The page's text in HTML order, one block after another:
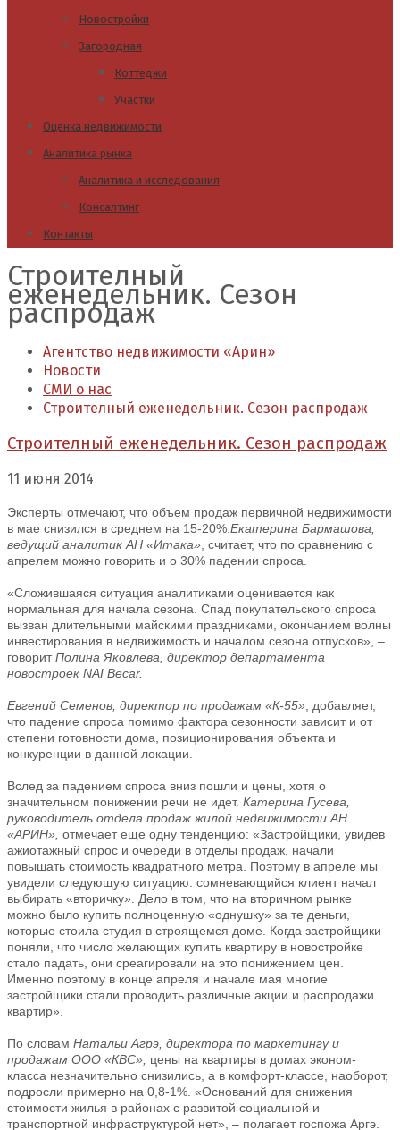
Новостройки
Загородная
Коттеджи
Участки
Оценка недвижимости
Аналитика рынка
Аналитика и исследования
Консалтинг
Контакты
Строителный
еженедельник. Сезон
распродаж
Агентство недвижимости «Арин»
Новости
СМИ о нас
Строителный еженедельник. Сезон распродаж
Строителный еженедельник. Сезон распродаж
11 июня 2014
Эксперты отмечают, что объем продаж первичной недвижимости
в мае снизился в среднем на 15-20%.Екатерина Бармашова,
ведущий аналитик АН «Итака», считает, что по сравнению с
апрелем можно говорить и о 30% падении спроса.
«Сложившаяся ситуация аналитиками оценивается как
нормальная для начала сезона. Спад покупательского спроса
вызван длительными майскими праздниками, окончанием волны
инвестирования в недвижимость и началом сезона отпусков», –
говоритПолина Яковлева, директор департамента
новостроек NAI Becar.
Евгений Семенов, директор по продажам «К-55», добавляет,
что падение спроса помимо фактора сезонности зависит и от
степени готовности дома, позиционирования объекта и
конкуренции в данной локации.
Вслед за падением спроса вниз пошли и цены, хотя о
значительном понижении речи не идет. Катерина Гусева,
руководитель отдела продаж жилой недвижимости АН
«АРИН», отмечает еще одну тенденцию: «Застройщики, увидев
ажиотажный спрос и очереди в отделы продаж, начали
повышать стоимость квадратного метра. Поэтому в апреле мы
увидели следующую ситуацию: сомневающийся клиент начал
выбирать «вторичку». Дело в том, что на вторичном рынке
можно было купить полноценную «однушку» за те деньги,
которые стоила студия в строящемся доме. Когда застройщики
поняли, что число желающих купить квартиру в новостройке
стало падать, они среагировали на это понижением цен.
Именно поэтому в конце апреля и начале мая многие
застройщики стали проводить различные акции и распродажи
квартир».
По словам Натальи Агрэ, директора по маркетингу и
продажам ООО «КВС», цены на квартиры в домах эконом-
класса незначительно снизились, а в комфорт-классе, наоборот,
подросли примерно на 0,8-1%. «Оснований для снижения
стоимости жилья в районах с развитой социальной и
транспортной инфраструктурой нет», – полагает госпожа Аргэ.